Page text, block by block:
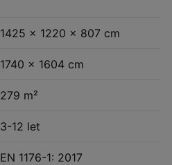
1425 x 1220 x 807 cm
1740 x 1604 cm
279 m²
3-12 let
EN 1176-1: 2017